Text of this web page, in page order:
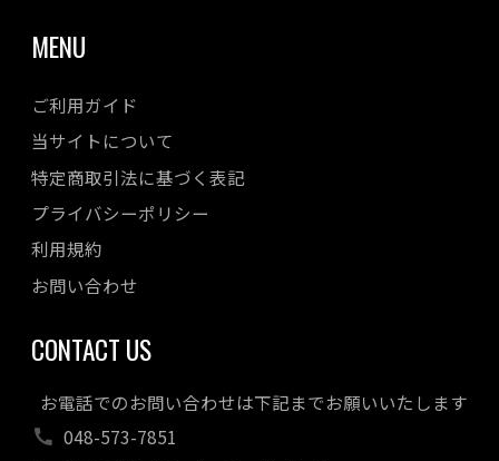
MENU
ご利用ガイド
当サイトについて
特定商取引法に基づく表記
プライバシーポリシー
利用規約
お問い合わせ
CONTACT US
お電話でのお問い合わせは下記までお願いいたします
048-573-7851